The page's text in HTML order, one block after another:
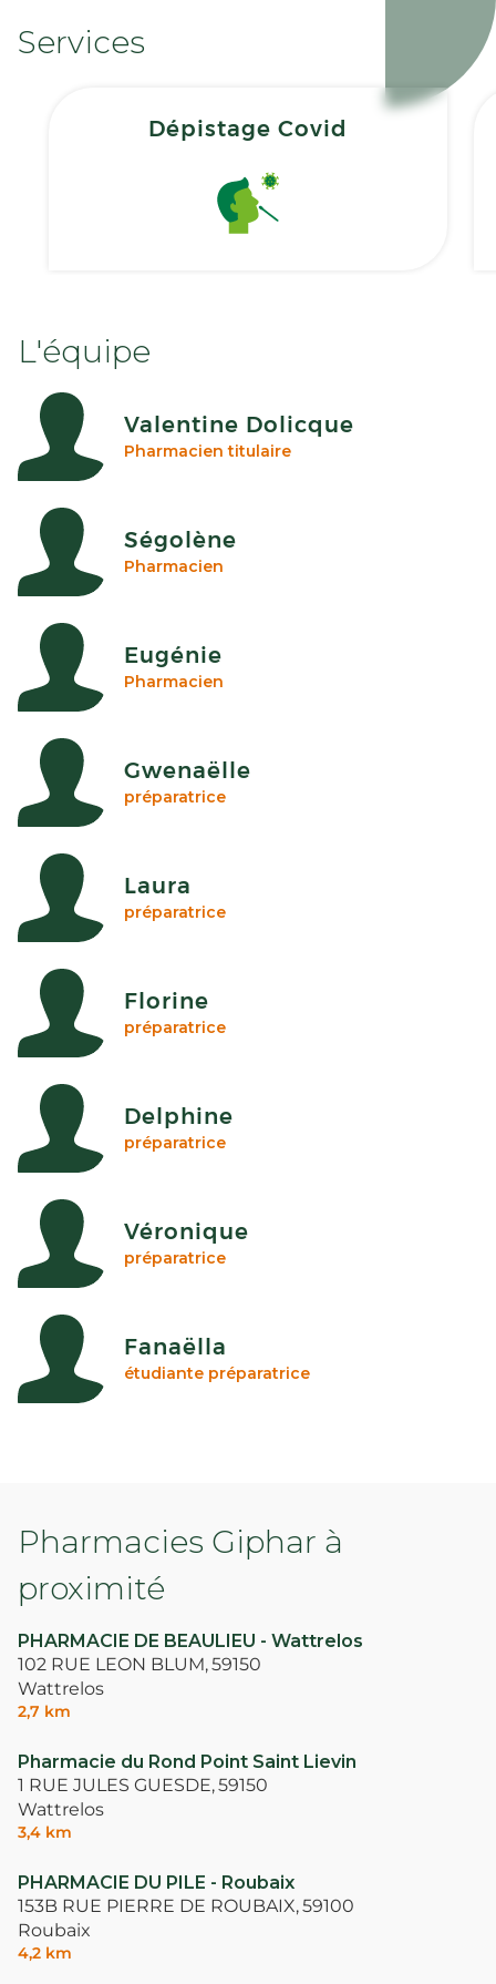
Services
Dépistage Covid
L'équipe
Valentine Dolicque
Pharmacien titulaire
Ségolène
Pharmacien
Eugénie
Pharmacien
Gwenaëlle
préparatrice
Laura
préparatrice
Florine
préparatrice
Delphine
préparatrice
Véronique
préparatrice
Fanaëlla
étudiante préparatrice
Pharmacies Giphar à
proximité
PHARMACIE DE BEAULIEU - Wattrelos
102 RUE LEON BLUM,59150
Wattrelos
2,7 km
Pharmacie du Rond Point Saint Lievin
1 RUE JULES GUESDE,59150
Wattrelos
3,4 km
PHARMACIE DU PILE - Roubaix
153B RUE PIERRE DE ROUBAIX,59100
Roubaix
4,2 km